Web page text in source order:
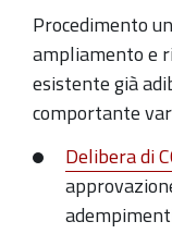
Procedimento
ampliamento e
esistente già
comportante
Delibera di